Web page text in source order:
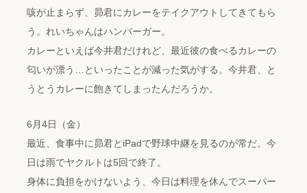
咳が止まらず、昴君にカレーをテイクアウトしてきてもら
う。れいちゃんはハンバーガー。
カレーといえば今井君だけれど、最近彼の食べるカレーの
匂いが漂う…といったことが減った気がする。今井君、と
うとうカレーに飽きてしまったんだろうか。
6月4日（金）
最近、食事中に昴君とiPadで野球中継を見るのが常だ。今
日は雨でヤクルトは5回で終了。
身体に負担をかけないよう、今日は料理を休んでスーパー